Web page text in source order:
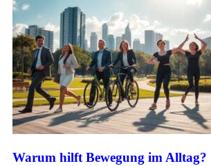
Warum hilft Bewegung im Alltag?